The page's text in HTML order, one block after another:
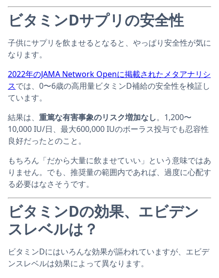
ビタミンDサプリの安全性
子供にサプリを飲ませるとなると、やっぱり安全性が気に
なります。
2022年のJAMA Network Openに掲載されたメタアナリシ
スでは、0〜6歳の高用量ビタミンD補給の安全性を検証し
ています。
結果は、 重篤な有害事象のリスク増加なし。1,200〜
10,000 IU/日、最大600,000 IUのボーラス投与でも忍容性
良好だったとのこと。
もちろん「だから大量に飲ませていい」という意味ではあ
りません。でも、推奨量の範囲内であれば、過度に心配す
る必要はなさそうです。
ビタミンDの効果、エビデン
スレベルは？
ビタミンDにはいろんな効果が謳われていますが、エビデ
ンスレベルは効果によって異なります。